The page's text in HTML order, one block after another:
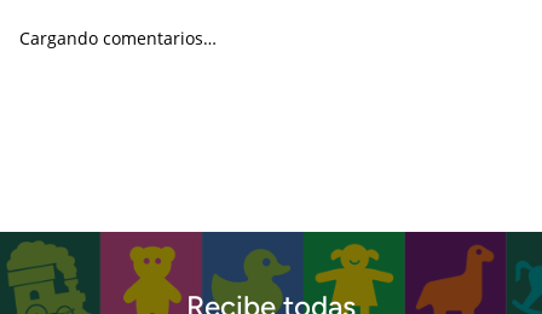
Cargando comentarios…
Recibe todas